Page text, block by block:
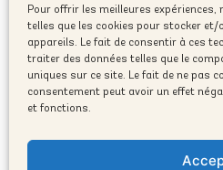
Pour offrir les meilleures
telles que les cookies pour stocker
appareils. Le fait de consentir à ces
traiter des données telles que le
uniques sur ce site. Le fait de ne pas
consentement peut avoir un effet
et fonctions.
© 2025